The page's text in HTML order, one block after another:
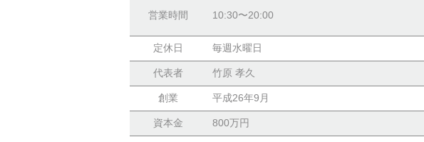
営業時間 10:30〜20:00
定休日 毎週水曜日
代表者 竹原 孝久
創業 平成26年9月
資本金 800万円